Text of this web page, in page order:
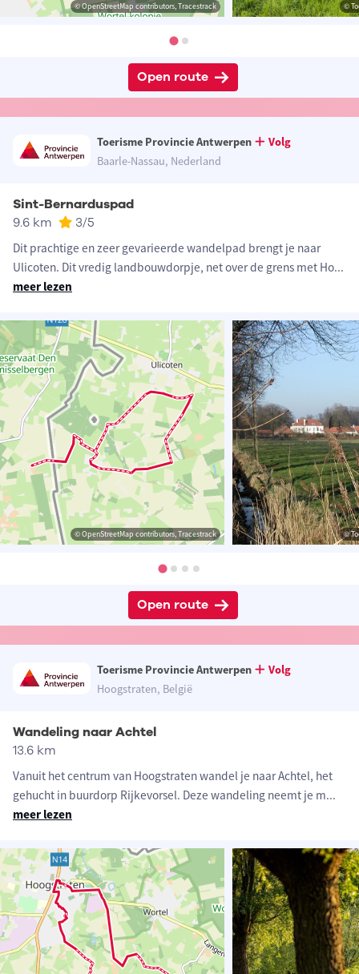
© OpenStreetMap contributors, Tracestrack ©
Open route
Toerisme Provincie Antwerpen
Volg
Baarle-Nassau, Nederland
Sint-Bernarduspad
9.6 km 3/5
Dit prachtige en zeer gevarieerde wandelpad brengt je naar
Ulicoten. Dit vredig landbouwdorpje, net over de grens met Ho...
meer lezen
© OpenStreetMap contributors, Tracestrack ©
Open route
Toerisme Provincie Antwerpen
Volg
Hoogstraten, België
Wandeling naar Achtel
13.6 km
Vanuit het centrum van Hoogstraten wandel je naar Achtel, het
gehucht in buurdorp Rijkevorsel. Deze wandeling neemt je m...
meer lezen